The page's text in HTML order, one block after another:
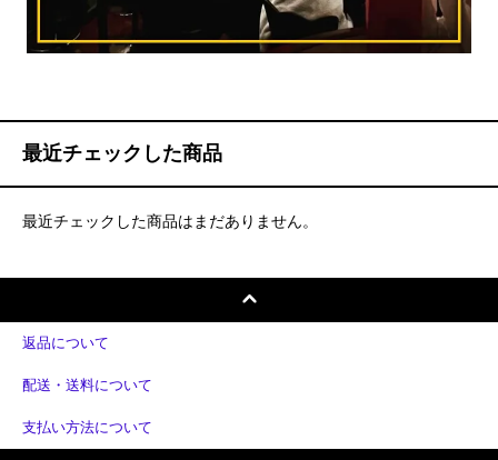
最近チェックした商品
最近チェックした商品はまだありません。
返品について
配送・送料について
支払い方法について